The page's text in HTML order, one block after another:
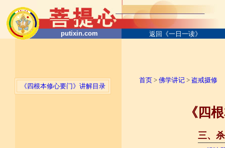
putixin.com 返回《一日一读》
《四根本修心要门》讲解目录
首页> 佛学讲记> 盗戒摄修
《四
三、